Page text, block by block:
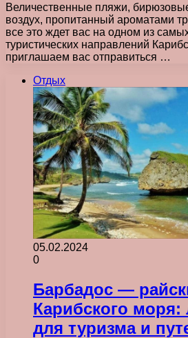
Величественные пляжи,
воздух, пропитанный ароматами
все это ждет вас на одном из
туристических направлений
приглашаем вас отправиться …
Отдых
05.02.2024
0
Барбадос —
Карибского моря:
для туризма и